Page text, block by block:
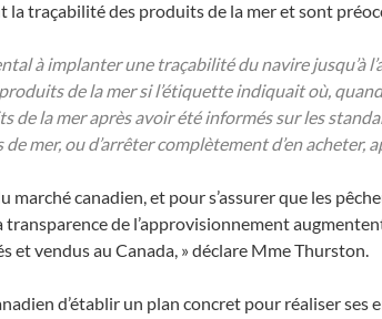
traçabilité des produits de la mer et sont
à implanter une traçabilité du navire jusqu’à
de la mer si l’étiquette indiquait où,
de la mer après avoir été informés sur les
mer, ou d’arrêter complètement d’en
marché canadien, et pour s’assurer que les
transparence de l’approvisionnement
et vendus au Canada, » déclare Mme Thurston.
d’établir un plan concret pour réaliser ses